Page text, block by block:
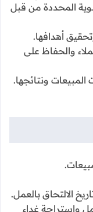
المحددة من قبل
أهدافها.
والحفاظ على
ونتائجها.
عمل واستراحة غداء